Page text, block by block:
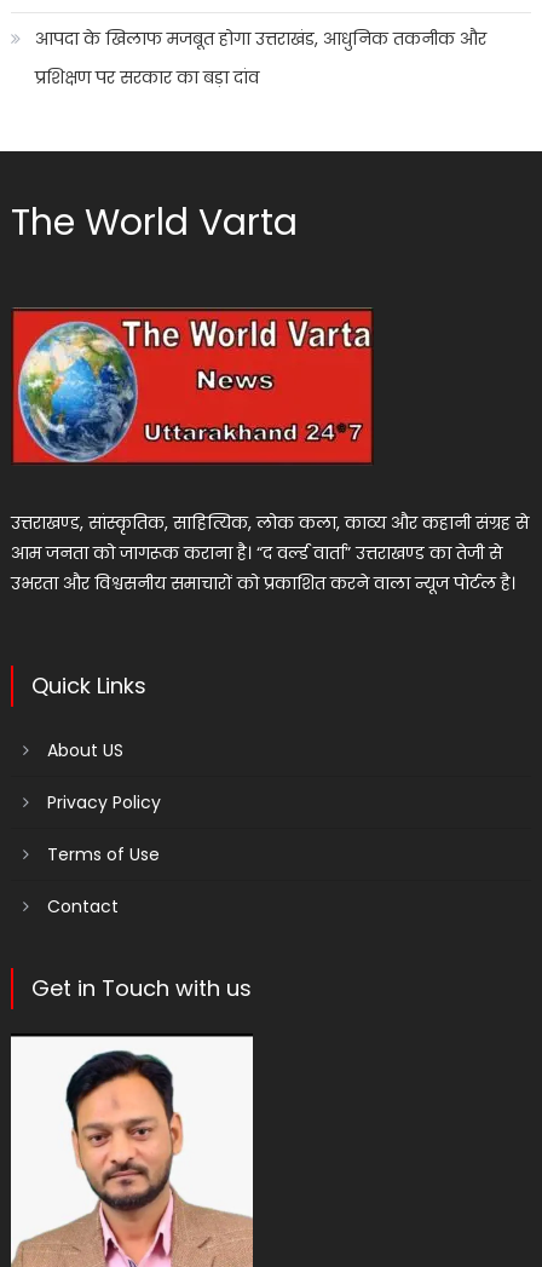
आपदा के खिलाफ मजबूत होगा उत्तराखंड, आधुनिक तकनीक और
प्रशिक्षण पर सरकार का बड़ा दांव
The World Varta
उत्तराखण्ड, सांस्कृतिक, साहित्यिक, लोक कला, काव्य और कहानी संग्रह से
आम जनता को जागरूक कराना है। “द वर्ल्ड वार्ता” उत्तराखण्ड का तेजी से
उभरता और विश्वसनीय समाचारों को प्रकाशित करने वाला न्यूज पोर्टल है।
Quick Links
About US
Privacy Policy
Terms of Use
Contact
Get in Touch with us